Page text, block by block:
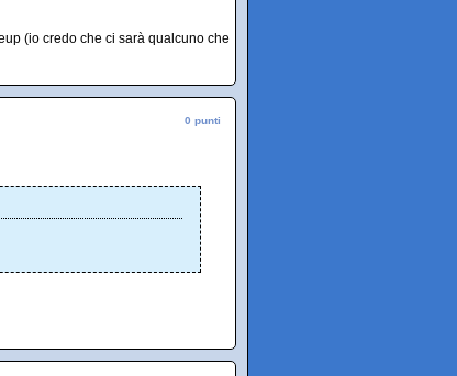
(io credo che ci sarà qualcuno che
0 punti